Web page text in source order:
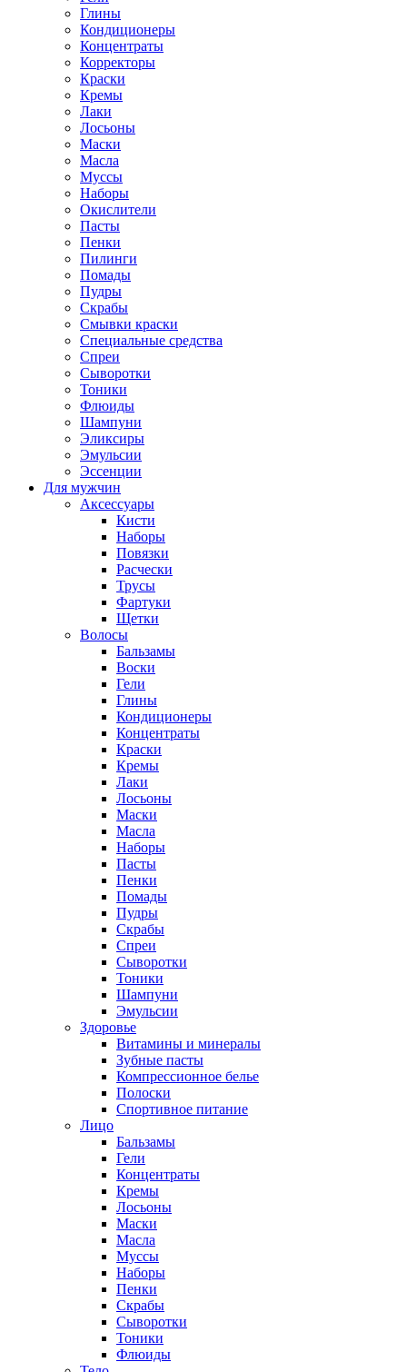
Глины
Кондиционеры
Концентраты
Корректоры
Краски
Кремы
Лаки
Лосьоны
Маски
Масла
Муссы
Наборы
Окислители
Пасты
Пенки
Пилинги
Помады
Пудры
Скрабы
Смывки краски
Специальные средства
Спреи
Сыворотки
Тоники
Флюиды
Шампуни
Эликсиры
Эмульсии
Эссенции
Для мужчин
Аксессуары
Кисти
Наборы
Повязки
Расчески
Трусы
Фартуки
Щетки
Волосы
Бальзамы
Воски
Гели
Глины
Кондиционеры
Концентраты
Краски
Кремы
Лаки
Лосьоны
Маски
Масла
Наборы
Пасты
Пенки
Помады
Пудры
Скрабы
Спреи
Сыворотки
Тоники
Шампуни
Эмульсии
Здоровье
Витамины и минералы
Зубные пасты
Компрессионное белье
Полоски
Спортивное питание
Лицо
Бальзамы
Гели
Концентраты
Кремы
Лосьоны
Маски
Масла
Муссы
Наборы
Пенки
Скрабы
Сыворотки
Тоники
Флюиды